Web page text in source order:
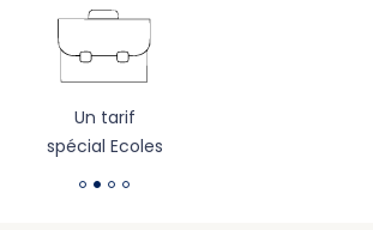
Un tarif
spécial Ecoles